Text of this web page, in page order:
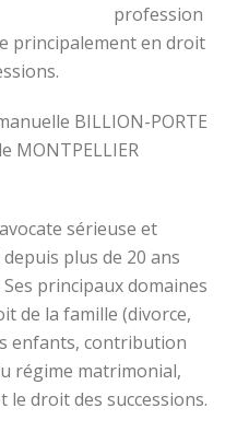
profession
principalement en droit
BILLION-PORTE
MONTPELLIER
sérieuse et
plus de 20 ans
principaux domaines
de la famille (divorce,
enfants, contribution
régime matrimonial,
le droit des successions.